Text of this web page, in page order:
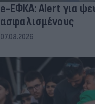
e-ΕΦΚΑ: Alert για
ασφαλισμένους
07.08.2026